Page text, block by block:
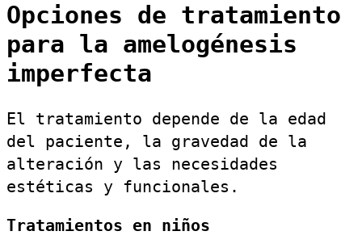
Opciones de tratamiento
para la amelogénesis
imperfecta
El tratamiento depende de la edad
del paciente, la gravedad de la
alteración y las necesidades
estéticas y funcionales.
Tratamientos en niños